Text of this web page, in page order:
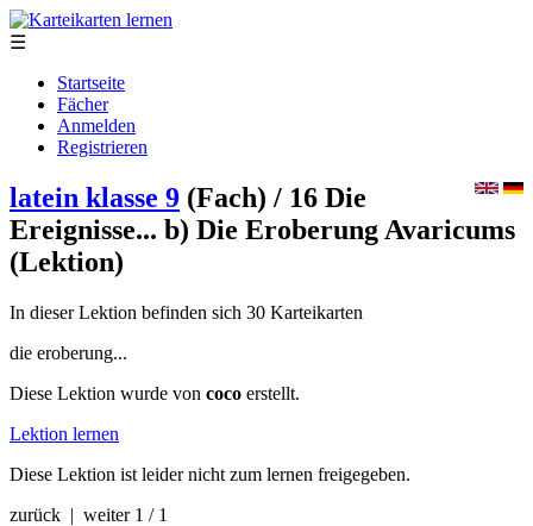
☰
Startseite
Fächer
Anmelden
Registrieren
latein klasse 9 (Fach) / 16 Die
Ereignisse... b) Die Eroberung Avaricums
(Lektion)
In dieser Lektion befinden sich 30 Karteikarten
die eroberung...
Diese Lektion wurde von coco erstellt.
Lektion lernen
Diese Lektion ist leider nicht zum lernen freigegeben.
zurück | weiter 1 / 1